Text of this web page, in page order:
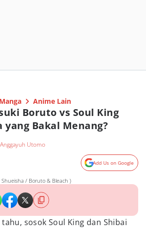
Anime Lain
Boruto vs Soul King
yang Bakal Menang?
Utomo
Add Us on Google
/ Boruto & Bleach )
sosok Soul King dan Shibai